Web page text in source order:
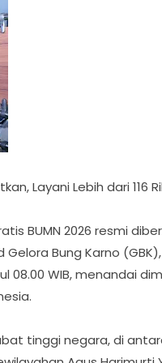
Layani Lebih dari 116
BUMN 2026 resmi
Bung Karno
08.00 WIB, menandai
tinggi negara, di